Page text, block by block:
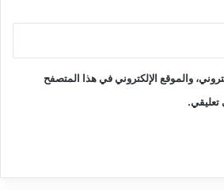
والموقع الإلكتروني في هذا المتصفح
تعليقي.